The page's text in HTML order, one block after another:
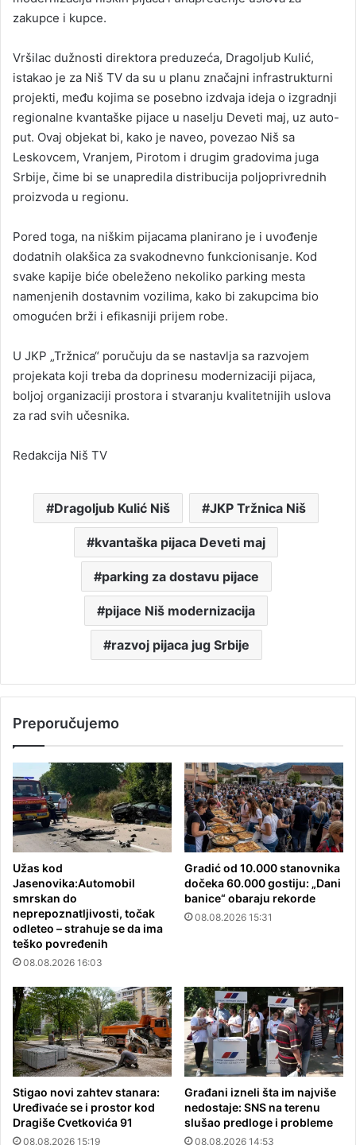
zakupce i kupce.
Vršilac dužnosti direktora preduzeća, Dragoljub Kulić,
istakao je za Niš TV da su u planu značajni infrastrukturni
projekti, među kojima se posebno izdvaja ideja o izgradnji
regionalne kvantaške pijace u naselju Deveti maj, uz auto-
put. Ovaj objekat bi, kako je naveo, povezao Niš sa
Leskovcem, Vranjem, Pirotom i drugim gradovima juga
Srbije, čime bi se unapredila distribucija poljoprivrednih
proizvoda u regionu.
Pored toga, na niškim pijacama planirano je i uvođenje
dodatnih olakšica za svakodnevno funkcionisanje. Kod
svake kapije biće obeleženo nekoliko parking mesta
namenjenih dostavnim vozilima, kako bi zakupcima bio
omogućen brži i efikasniji prijem robe.
U JKP „Tržnica“ poručuju da se nastavlja sa razvojem
projekata koji treba da doprinesu modernizaciji pijaca,
boljoj organizaciji prostora i stvaranju kvalitetnijih uslova
za rad svih učesnika.
Redakcija Niš TV
Dragoljub Kulić Niš JKP Tržnica Niš
kvantaška pijaca Deveti maj
parking za dostavu pijace
pijace Niš modernizacija
razvoj pijaca jug Srbije
Preporučujemo
Užas kod
Jasenovika:Automobil
smrskan do
neprepoznatljivosti, točak
odleteo – strahuje se da ima
teško povređenih
08.08.2026 16:03
Gradić od 10.000 stanovnika
dočeka 60.000 gostiju: „Dani
banice“ obaraju rekorde
08.08.2026 15:31
Stigao novi zahtev stanara:
Uređivaće se i prostor kod
Dragiše Cvetkovića 91
08.08.2026 15:19
Građani izneli šta im najviše
nedostaje: SNS na terenu
slušao predloge i probleme
08.08.2026 14:53